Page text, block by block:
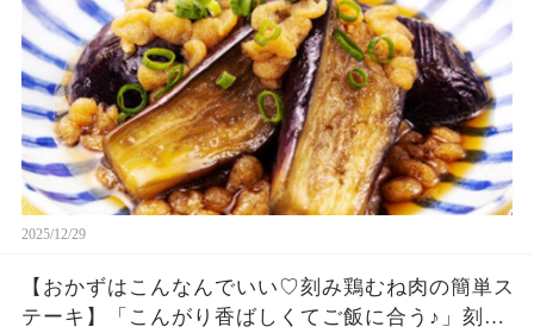
2025/12/29
【おかずはこんなんでいい♡刻み鶏むね肉の簡単ス
テーキ】「こんがり香ばしくてご飯に合う♪」刻む